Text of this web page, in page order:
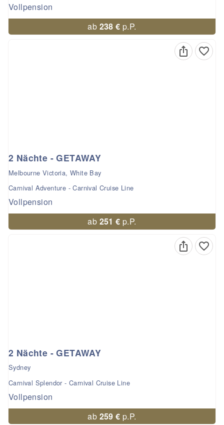
Vollpension
ab 238 € p.P.
2 Nächte - GETAWAY
Melbourne Victoria, White Bay
Carnival Adventure - Carnival Cruise Line
Vollpension
ab 251 € p.P.
2 Nächte - GETAWAY
Sydney
Carnival Splendor - Carnival Cruise Line
Vollpension
ab 259 € p.P.